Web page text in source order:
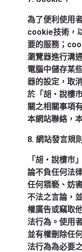
為了便利使用
cookie技術，
要的服務；
瀏覽器進行溝
電腦中儲存某
器的設定，取
於「胡‧說樓
關之相關事項
本網站聯絡，
8. 網站發言規
「胡‧說樓市
論不負任何法
任何猥褻、妨
不法之言論，
權廣告或竊取
法行為。使用
並有權刪除任
法行為為必要